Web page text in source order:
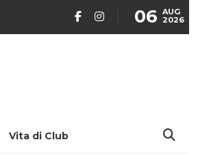
06 AUG
2026
Vita di Club